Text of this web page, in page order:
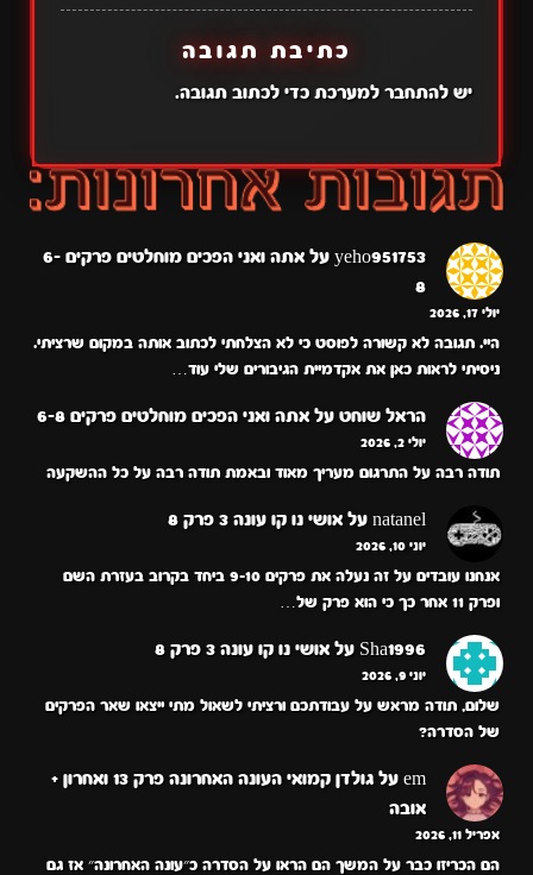
כתיבת תגובה
יש להתחבר למערכתכדי לכתוב תגובה.
yeho951753 על
אתה ואני הפכים מוחלטים פרקים 6-
8
יולי 17, 2026
היי. תגובה לא קשורה לפוסט כי לא הצלחתי לכתוב אותה במקום שרציתי.
ניסיתי לראות כאן את אקדמיית הגיבורים שלי עוד…
הראל שוחט על אתה ואני הפכים מוחלטים פרקים 6-8
יולי 2, 2026
תודה רבה על התרגום מעריך מאוד ובאמת תודה רבה על כל ההשקעה
natanel על אושי נו קו עונה 3 פרק 8
יוני 10, 2026
אנחנו עובדים על זה נעלה את פרקים 9-10 ביחד בקרוב בעזרת השם
ופרק 11 אחר כך כי הוא פרק של…
Sha1996 על אושי נו קו עונה 3 פרק 8
יוני 9, 2026
שלום, תודה מראש על עבודתכם ורציתי לשאול מתי ייצאו שאר הפרקים
של הסדרה?
em על
גולדן קמואי העונה האחרונה פרק 13 ואחרון +
אובה
אפריל 11, 2026
הם הכריזו כבר על המשך הם הראו על הסדרה כ״עונה האחרונה״ אז גם